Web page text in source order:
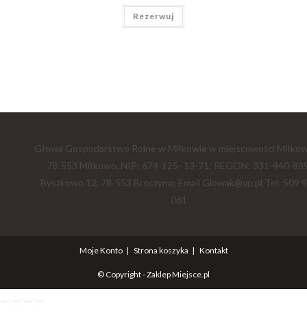
Rezerwuj
Głowa Gospodarstwo Rolne w Miłkowie w miejscowości
78-553 Miłkowo, NIP: 674-125- 13-71; REGON: 331-440-
Byszkowo 12, 78-553 Broczyno; Email Glowak@vp.pl Tel: 509
061
Moje Konto Strona koszyka Kontakt
© Copyright - Zaklep Miejsce.pl